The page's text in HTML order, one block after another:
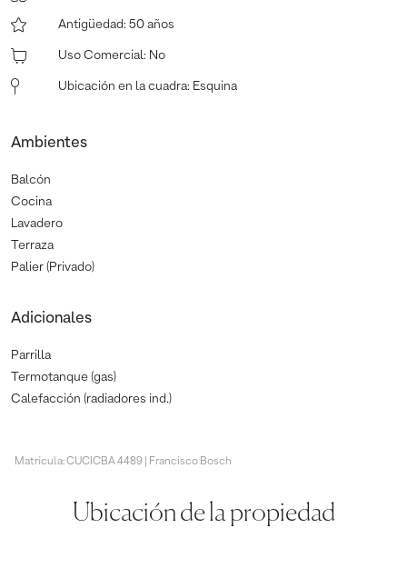
Antigüedad: 50 años
Uso Comercial : No
Ubicación en la cuadra: Esquina
Ambientes
Balcón
Cocina
Lavadero
Terraza
Palier (Privado)
Adicionales
Parrilla
Termotanque (gas)
Calefacción (radiadores ind.)
Matrícula: CUCICBA 4489 | Francisco Bosch
Ubicación de la propiedad